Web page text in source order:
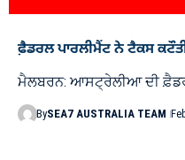
ਫ਼ੈਡਰਲ ਪਾਰਲੀਮੈਂਟ ਨੇ ਟੈਕਸ
ਮੈਲਬਰਨ: ਆਸਟ੍ਰੇਲੀਆ ਦੀ
BySEA7 AUSTRALIA TEAM